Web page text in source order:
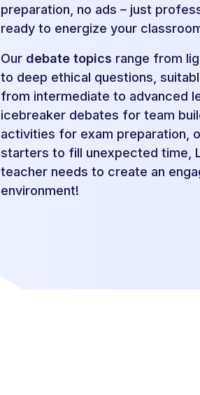
preparation, no ads – just
ready to energize your
Our debate topics range from
to deep ethical questions,
from intermediate to advanced
icebreaker debates for team
activities for exam preparation,
starters to fill unexpected time,
teacher needs to create an
environment!